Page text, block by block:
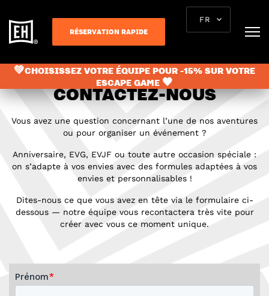
RÉSERVATION RAPIDE
FR
💚CHOISISSEZ VOTRE ÉQUIPE POUR -15% SUR VOTRE
ESCAPE GAME 🖤
CONTACTEZ-NOUS
Vous avez une question concernant l’une de nos aventures
ou pour organiser un événement ?
Anniversaire, EVG, EVJF ou toute autre occasion spéciale :
on s’adapte à vos envies avec des formules adaptées à vos
envies et personnalisables !
Dites-nous ce que vous avez en tête via le formulaire ci-
dessous — notre équipe vous recontactera très vite pour
créer avec vous ce moment unique.